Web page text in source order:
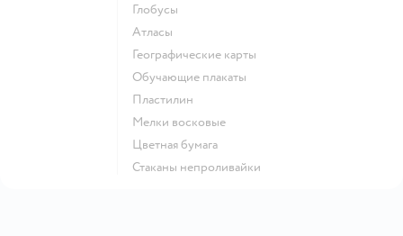
Глобусы
Атласы
Географические карты
Обучающие плакаты
Пластилин
Мелки восковые
Цветная бумага
Стаканы непроливайки